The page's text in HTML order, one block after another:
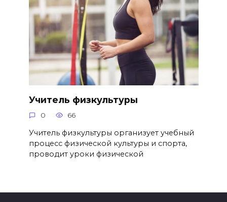
Учитель физкультуры
0 66
Учитель физкультуры организует учебный
процесс физической культуры и спорта,
проводит уроки физической